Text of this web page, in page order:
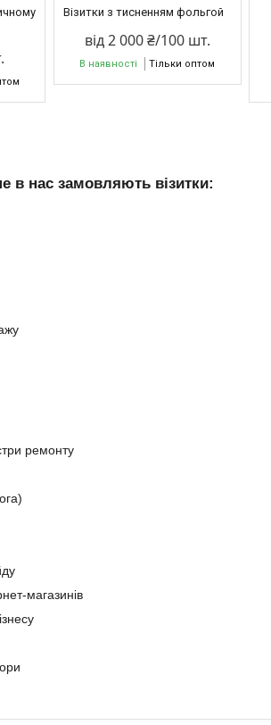
Візитки з тисненням фольгой
від 2 000 ₴/100 шт.
В наявності Тільки оптом
в нас замовляють візитки:
ремонту
магазинів